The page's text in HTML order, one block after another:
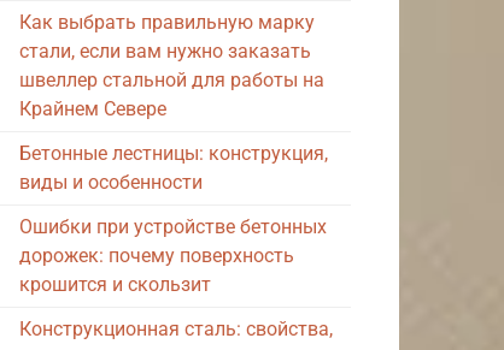
Как выбрать правильную марку
стали, если вам нужно заказать
швеллер стальной для работы на
Крайнем Севере
Бетонные лестницы: конструкция,
виды и особенности
Ошибки при устройстве бетонных
дорожек: почему поверхность
крошится и скользит
Конструкционная сталь: свойства,